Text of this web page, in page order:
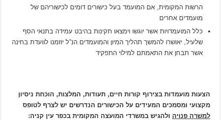
הרשות המקומית, אם המועמד בעל כישורים דומים לכישוריהם של
מועמדים אחרים
כלל המועמדויות אשר יוגשו וימצאו תקינות בהיבט עמידה בתנאי הסף
שלעיל, יאושרו להמשך תהליך המיון והמועמדים הנ”ל יוזמנו לוועדת בחינה
אשר תבחן את התאמתם למילוי התפקיד
הצעות מועמדות בצירוף קורות חיים, תעודות, המלצות, הוכחת ניסיון
מקצועי ומסמכים המעידים על הכישורים הנדרשים יש לצרף לטופס
למשרה פנויה ולהגיש במשרדי המועצה המקומית בכפר עין קניה: